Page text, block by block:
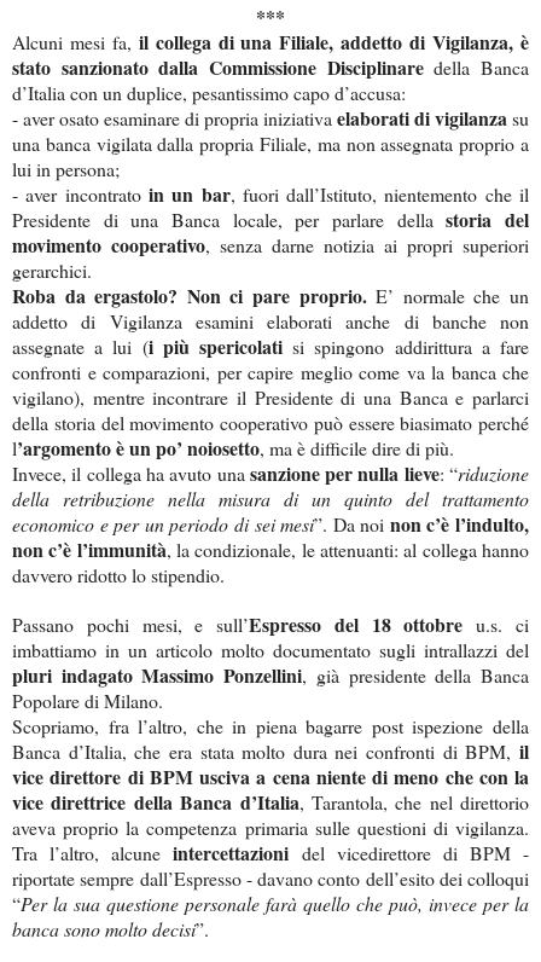
***
Alcuni mesi fa, il collega di una Filiale, addetto di Vigilanza, è
stato sanzionato dalla Commissione Disciplinaredella Banca
d’Italia con un duplice, pesantissimo capo d’accusa:
- aver osato esaminare di propria iniziativa elaborati di vigilanzasu
una banca vigilata dalla propria Filiale, ma non assegnata proprio a
lui in persona;
- aver incontratoin un bar, fuori dall’Istituto, nientemento che il
Presidente di una Banca locale, per parlare dellastoria del
movimento cooperativo, senza darne notizia ai propri superiori
gerarchici.
Roba da ergastolo? Non ci pare proprio.E’ normale che un
addetto di Vigilanza esamini elaborati anche di banche non
assegnate a lui (i più spericolati si spingono addirittura a fare
confronti e comparazioni, per capire meglio come va la banca che
vigilano), mentre incontrare il Presidente di una Banca e parlarci
della storia del movimento cooperativo può essere biasimato perché
l’argomento è un po’ noiosetto, ma è difficile dire di più.
Invece, il collega ha avuto unasanzione per nulla lieve: “riduzione
della retribuzione nella misura di un quinto del trattamento
economico e per un periodo di sei mesi”. Da noi non c’è l’indulto,
non c’è l’immunità, la condizionale, le attenuanti: al collega hanno
davvero ridotto lo stipendio.
Passano pochi mesi, e sull’Espresso del 18 ottobreu.s. ci
imbattiamo in un articolo molto documentato sugli intrallazzi del
pluri indagato Massimo Ponzellini, già presidente della Banca
Popolare di Milano.
Scopriamo, fra l’altro, che in piena bagarre post ispezione della
Banca d’Italia, che era stata molto dura nei confronti di BPM, il
vice direttore di BPM usciva a cena niente di meno che con la
vice direttrice della Banca d’Italia, Tarantola, che nel direttorio
aveva proprio la competenza primaria sulle questioni di vigilanza.
Tra l’altro, alcuneintercettazioni del vicedirettore di BPM -
riportate sempre dall’Espresso - davano conto dell’esito dei colloqui
“Per la sua questione personale farà quello che può, invece per la
banca sono molto decisi”.